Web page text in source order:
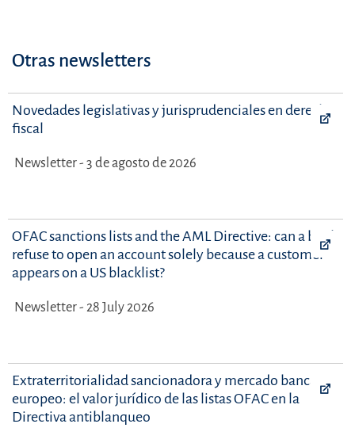
Otras newsletters
Novedades legislativas y jurisprudenciales en derecho
fiscal
Newsletter - 3 de agosto de 2026
OFAC sanctions lists and the AML Directive: can a bank
refuse to open an account solely because a customer
appears on a US blacklist?
Newsletter - 28 July 2026
Extraterritorialidad sancionadora y mercado bancario
europeo: el valor jurídico de las listas OFAC en la
Directiva antiblanqueo